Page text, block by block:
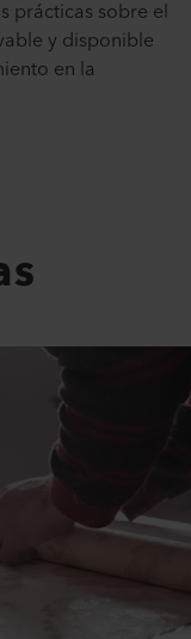
prácticas sobre el
y disponible
en la